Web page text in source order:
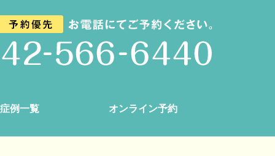
症例一覧 オンライン予約